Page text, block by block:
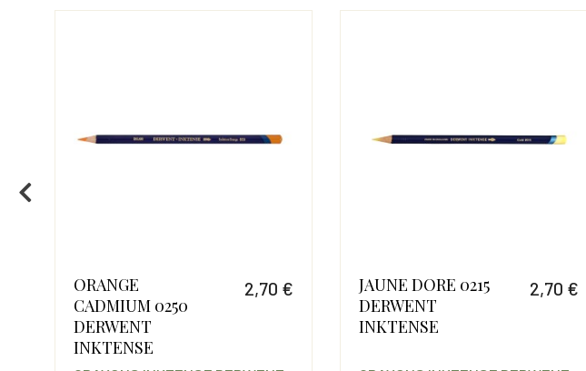
ORANGE
CADMIUM 0250
DERWENT
INKTENSE
2,70 €
JAUNE DORE 0215
DERWENT
INKTENSE
2,70 €